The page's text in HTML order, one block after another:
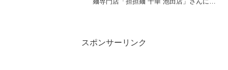
スポンサーリンク